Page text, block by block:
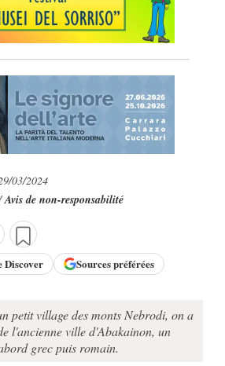
03/2024
Avis de non-responsabilité
Discover Sources préférées
petit village des monts Nebrodi, on a
l'ancienne ville d'Abakainon, un
grec puis romain.